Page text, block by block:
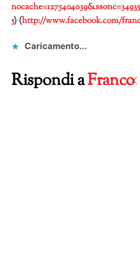
5) (http://www.facebook.com/
Caricamento...
Rispondi aFranco